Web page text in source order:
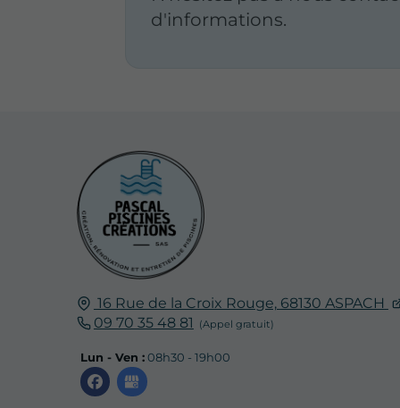
d'informations.
16 Rue de la Croix Rouge, 68130 ASPACH
09 70 35 48 81
Lun - Ven :08h30 - 19h00